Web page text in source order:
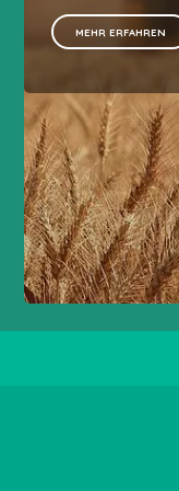
MEHR ERFAHREN